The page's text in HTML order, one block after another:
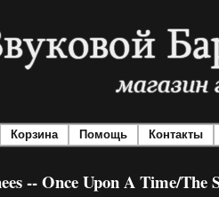
Корзина Помощь Контакты
-- Once Upon A Time/The